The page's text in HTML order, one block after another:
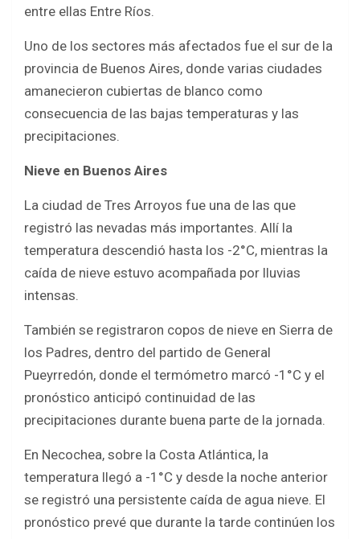
entre ellas Entre Ríos.
Uno de los sectores más afectados fue el sur de la
provincia de Buenos Aires, donde varias ciudades
amanecieron cubiertas de blanco como
consecuencia de las bajas temperaturas y las
precipitaciones.
Nieve en Buenos Aires
La ciudad de Tres Arroyos fue una de las que
registró las nevadas más importantes. Allí la
temperatura descendió hasta los -2°C, mientras la
caída de nieve estuvo acompañada por lluvias
intensas.
También se registraron copos de nieve en Sierra de
los Padres, dentro del partido de General
Pueyrredón, donde el termómetro marcó -1°C y el
pronóstico anticipó continuidad de las
precipitaciones durante buena parte de la jornada.
En Necochea, sobre la Costa Atlántica, la
temperatura llegó a -1°C y desde la noche anterior
se registró una persistente caída de agua nieve. El
pronóstico prevé que durante la tarde continúen los